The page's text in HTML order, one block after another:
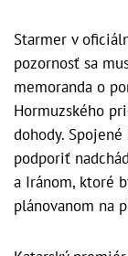
Starmer v
pozornosť sa
memoranda o
Hormuzského
dohody.
podporiť
a Iránom, ktoré
plánovanom na